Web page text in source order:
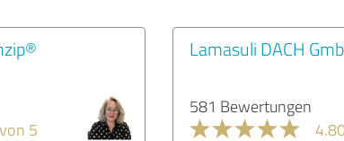
5
Lamasuli DACH
581 Bewertungen